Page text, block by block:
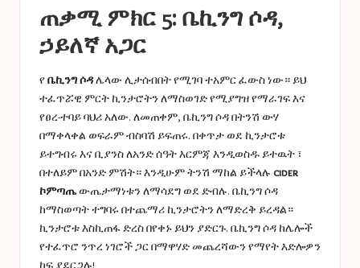
ጠቃሚ ምክር 5: ቤኪንግ ሶዳ,
ኃይለኛ አጋር
የቤኪንግ ሶዳሌላው ሊታሰብበት የሚገባ ተአምር ፈውስ ነው። ይህ
ተፈጥሯዊ ምርት ኪንታሮትን ለማስወገድ የሚያግዝ የማራገፍ እና
የፀረ-ተባይ ባህሪ አለው. ለመጠቀም, ቤኪንግ ሶዳ በትንሽ ውሃ
በማቀላቀል ወፍራም ብስባሽ ይፍጠሩ. በቀጥታ ወደ ኪንታሮቱ
ይተግብሩ እና ቢያንስ ለአንድ ሰዓት እርምጃ እንዲወስዱ ይተዉት ፣
በተለይም በአንድ ምሽት። እንዲሁም ትንሽ ማከል ይችላሉ cider
ኮምጣጤውጤታማነቱን ለማሳደግ ወደ ድብሉ. ቤኪንግ ሶዳ
ከማስወጣት ተግባሩ በተጨማሪ ኪንታሮትን ለማድረቅ ይረዳል።
ኪንታሮቱ እስኪጠፋ ድረስ በየቀኑ ይህን ያድርጉ. ቤኪንግ ሶዳ ከሌሎች
የተፈጥሮ ንጥረ ነገሮች ጋር በማዋሃድ መጨረሻውን የማየት እድሎዎን
ከፍ ያደርጋሉ!